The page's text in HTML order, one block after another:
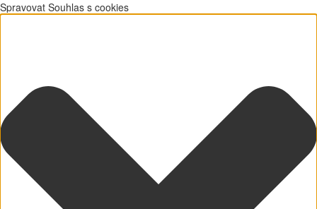
Spravovat Souhlas s cookies